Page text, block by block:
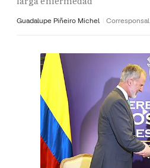
Guadalupe Piñeiro Michel